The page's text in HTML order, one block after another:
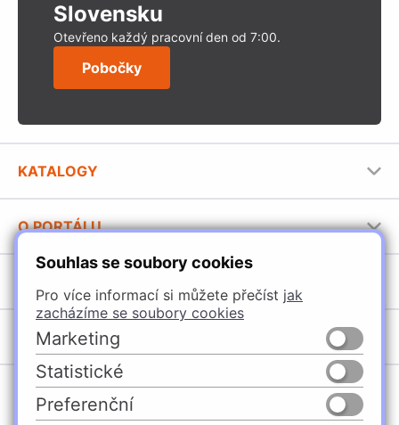
Souhlas se soubory cookies
Pro více informací si můžete přečíst jak
zacházíme se soubory cookies
Marketing
Statistické
Preferenční
Slovensku
Otevřeno každý pracovní den od 7:00.
Pobočky
KATALOGY
Stavební katalog Häfele
Brožury Häfele
O PORTÁLU
Provozovatel portálu
Jak používat portál
Úchytky
Nábytkové kování
Vybavení kuchyní
Osvětlení a elektro
POBOČKY
Špačince
Žilina